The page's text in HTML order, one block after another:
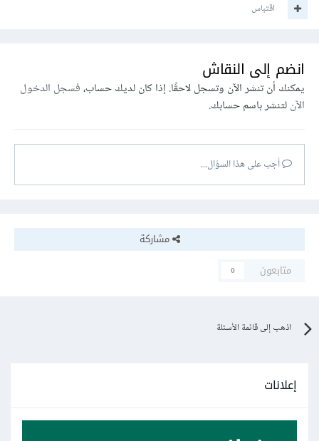
اقتباس
انضم إلى النقاش
يمكنك أن تنشر الآن وتسجل لاحقًا. إذا كان لديك حساب،فسجل الدخول
الآنلتنشر باسم حسابك.
أجب على هذا السؤال...
مشاركة
متابعون
0
اذهب إلى قائمة الأسئلة
إعلانات